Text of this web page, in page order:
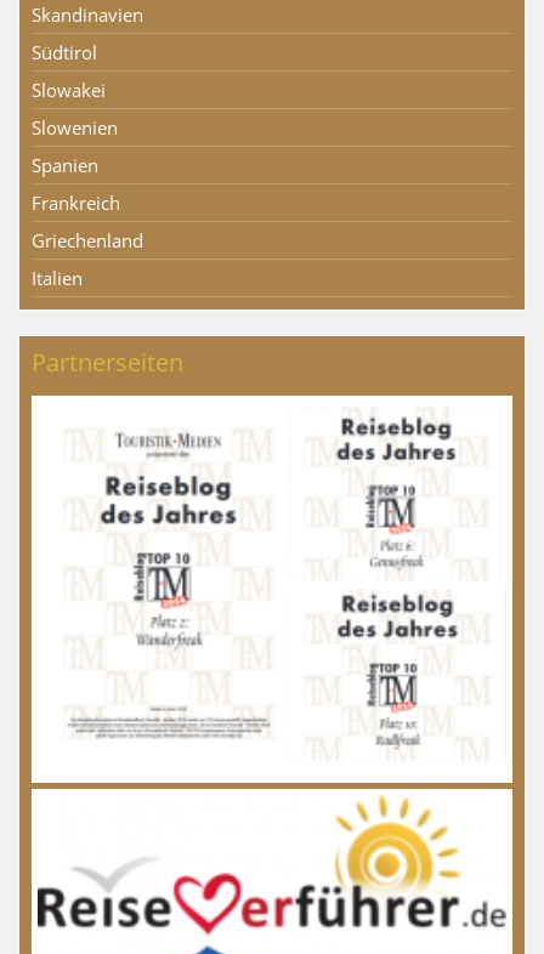
Skandinavien
Südtirol
Slowakei
Slowenien
Spanien
Frankreich
Griechenland
Italien
Partnerseiten